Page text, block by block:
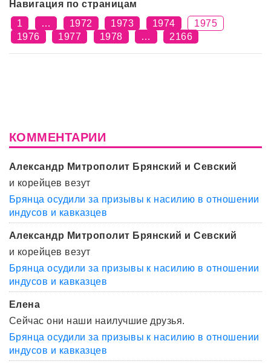
Навигация по страницам
1
… 1972 1973 1974
1975
1976
1977 1978 … 2166
КОММЕНТАРИИ
Александр Митрополит Брянский и Севский
и корейцев везут
Брянца осудили за призывы к насилию в отношении
индусов и кавказцев
Александр Митрополит Брянский и Севский
и корейцев везут
Брянца осудили за призывы к насилию в отношении
индусов и кавказцев
Елена
Сейчас они наши наилучшие друзья.
Брянца осудили за призывы к насилию в отношении
индусов и кавказцев